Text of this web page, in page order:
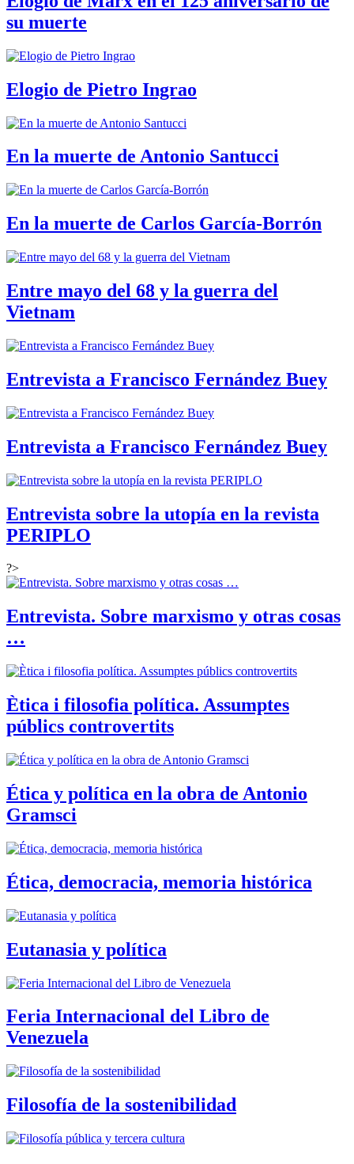
su muerte
Elogio de Pietro Ingrao
En la muerte de Antonio Santucci
En la muerte de Carlos García-Borrón
Entre mayo del 68 y la guerra del
Vietnam
Entrevista a Francisco Fernández Buey
Entrevista a Francisco Fernández Buey
Entrevista sobre la utopía en la revista
PERIPLO
?>
Entrevista. Sobre marxismo y otras cosas
…
Ètica i filosofia política. Assumptes
públics controvertits
Ética y política en la obra de Antonio
Gramsci
Ética, democracia, memoria histórica
Eutanasia y política
Feria Internacional del Libro de
Venezuela
Filosofía de la sostenibilidad